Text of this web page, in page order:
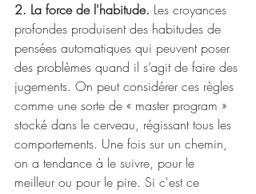
2. La force de l'habitude. Les croyances
profondes produisent des habitudes de
pensées automatiques qui peuvent poser
des problèmes quand il s’agit de faire des
jugements. On peut considérer ces règles
comme une sorte de « master program »
stocké dans le cerveau, régissant tous les
comportements. Une fois sur un chemin,
on a tendance à le suivre, pour le
meilleur ou pour le pire. Si c'est ce